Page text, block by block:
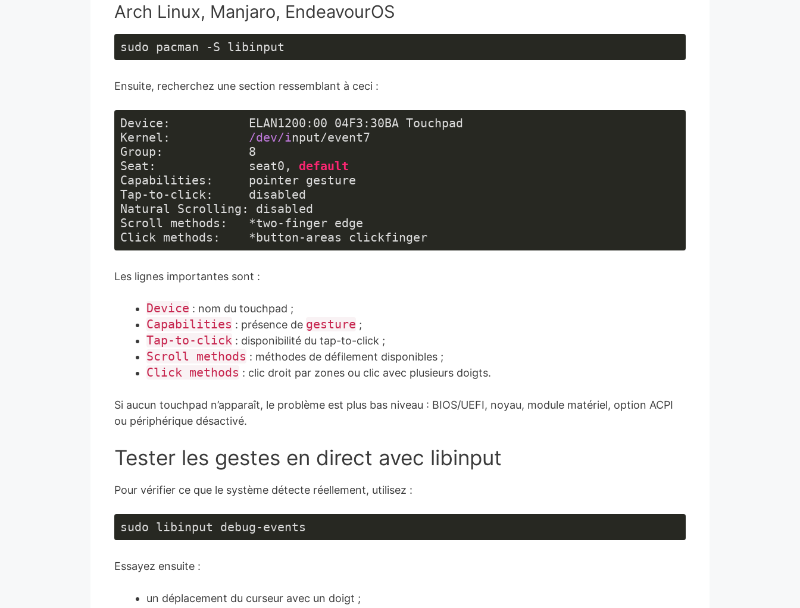
Arch Linux, Manjaro, EndeavourOS
sudo pacman -S libinput
Ensuite, recherchez une section ressemblant à ceci :
Device:           ELAN1200: 00 04F3: 30
Kernel : /dev/i
Group : 8
Seat :             seat0, default
Capabilities :     pointer gesture
Tap-to-click:     disabled
Natural Scrolling: disabled
Scroll methods:   *two-finger edge
Click methods:    *button-areas clickfinger
code :
Les lignes importantes sont :
Device : nom du touchpad ;
Capabilities : présence de gesture ;
Tap-to-click : disponibilité du tap-to-click ;
Scroll methods : méthodes de défilement disponibles ;
Click methods : clic droit par zones ou clic avec plusieurs doigts.
Si aucun touchpad n’apparaît, le problème est plus bas niveau : BIOS/UEFI, noyau, module matériel, option ACPI
ou périphérique désactivé.
Tester les gestes en direct avec libinput
Pour vérifier ce que le système détecte réellement, utilisez :
sudo libinput debug-events
Essayez ensuite :
un déplacement du curseur avec un doigt ;